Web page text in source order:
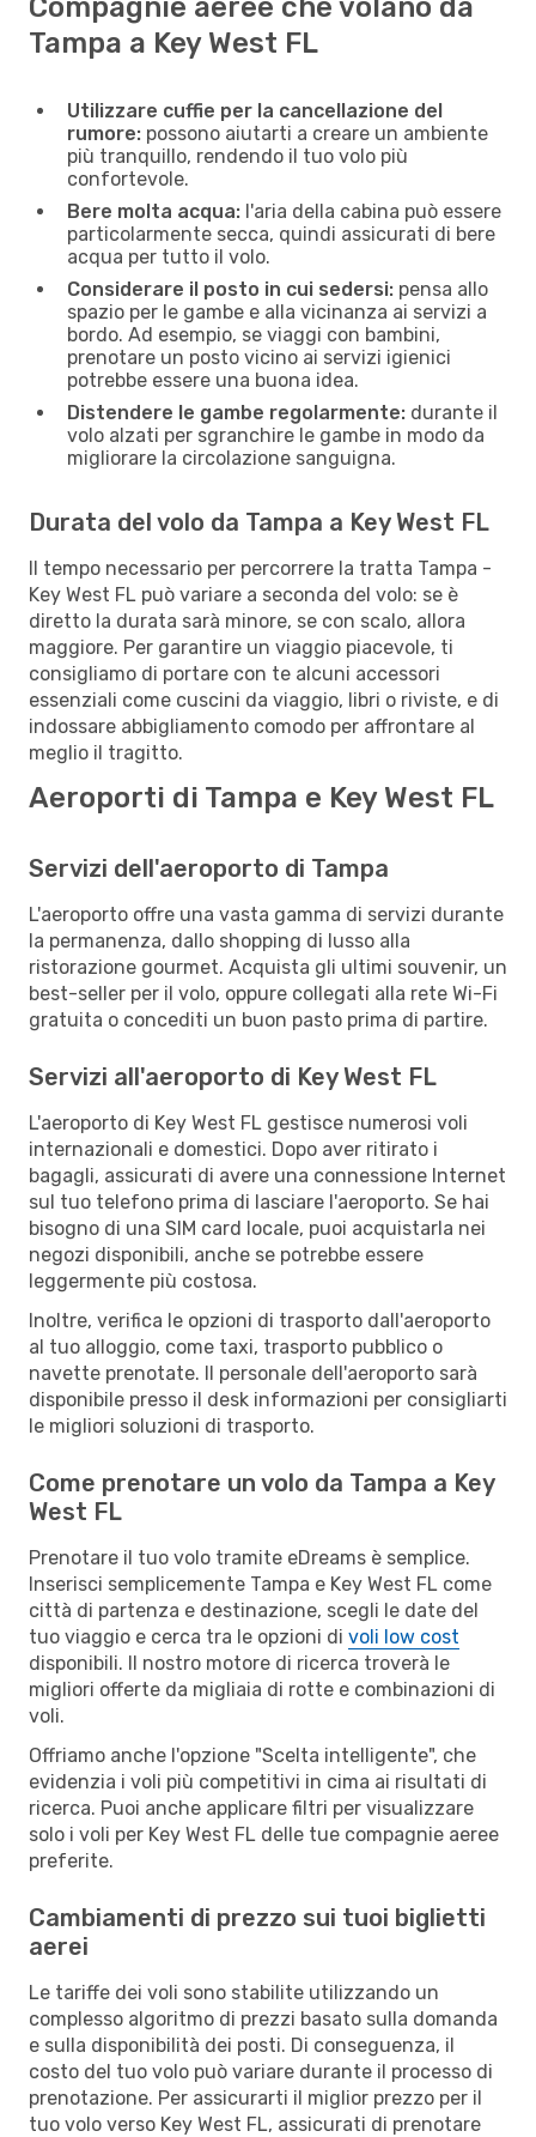
Compagnie aeree che volano da
Tampa a Key West FL
Utilizzare cuffie per la cancellazione del
rumore: possono aiutarti a creare un ambiente
più tranquillo, rendendo il tuo volo più
confortevole.
Bere molta acqua: l'aria della cabina può essere
particolarmente secca, quindi assicurati di bere
acqua per tutto il volo.
Considerare il posto in cui sedersi: pensa allo
spazio per le gambe e alla vicinanza ai servizi a
bordo. Ad esempio, se viaggi con bambini,
prenotare un posto vicino ai servizi igienici
potrebbe essere una buona idea.
Distendere le gambe regolarmente: durante il
volo alzati per sgranchire le gambe in modo da
migliorare la circolazione sanguigna.
Durata del volo da Tampa a Key West FL
Il tempo necessario per percorrere la tratta Tampa -
Key West FL può variare a seconda del volo: se è
diretto la durata sarà minore, se con scalo, allora
maggiore. Per garantire un viaggio piacevole, ti
consigliamo di portare con te alcuni accessori
essenziali come cuscini da viaggio, libri o riviste, e di
indossare abbigliamento comodo per affrontare al
meglio il tragitto.
Aeroporti di Tampa e Key West FL
Servizi dell'aeroporto di Tampa
L'aeroporto offre una vasta gamma di servizi durante
la permanenza, dallo shopping di lusso alla
ristorazione gourmet. Acquista gli ultimi souvenir, un
best-seller per il volo, oppure collegati alla rete Wi-Fi
gratuita o concediti un buon pasto prima di partire.
Servizi all'aeroporto di Key West FL
L'aeroporto di Key West FL gestisce numerosi voli
internazionali e domestici. Dopo aver ritirato i
bagagli, assicurati di avere una connessione Internet
sul tuo telefono prima di lasciare l'aeroporto. Se hai
bisogno di una SIM card locale, puoi acquistarla nei
negozi disponibili, anche se potrebbe essere
leggermente più costosa.
Inoltre, verifica le opzioni di trasporto dall'aeroporto
al tuo alloggio, come taxi, trasporto pubblico o
navette prenotate. Il personale dell'aeroporto sarà
disponibile presso il desk informazioni per consigliarti
le migliori soluzioni di trasporto.
Come prenotare un volo da Tampa a Key
West FL
Prenotare il tuo volo tramite eDreams è semplice.
Inserisci semplicemente Tampa e Key West FL come
città di partenza e destinazione, scegli le date del
tuo viaggio e cerca tra le opzioni di voli low cost
disponibili. Il nostro motore di ricerca troverà le
migliori offerte da migliaia di rotte e combinazioni di
voli.
Offriamo anche l'opzione "Scelta intelligente", che
evidenzia i voli più competitivi in cima ai risultati di
ricerca. Puoi anche applicare filtri per visualizzare
solo i voli per Key West FL delle tue compagnie aeree
preferite.
Cambiamenti di prezzo sui tuoi biglietti
aerei
Le tariffe dei voli sono stabilite utilizzando un
complesso algoritmo di prezzi basato sulla domanda
e sulla disponibilità dei posti. Di conseguenza, il
costo del tuo volo può variare durante il processo di
prenotazione. Per assicurarti il miglior prezzo per il
tuo volo verso Key West FL, assicurati di prenotare